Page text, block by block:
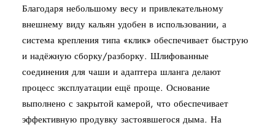
Благодаря небольшому весу и привлекательному
внешнему виду кальян удобен в использовании, а
система крепления типа «клик» обеспечивает быструю
и надёжную сборку/разборку. Шлифованные
соединения для чаши и адаптера шланга делают
процесс эксплуатации ещё проще. Основание
выполнено с закрытой камерой, что обеспечивает
эффективную продувку застоявшегося дыма. На